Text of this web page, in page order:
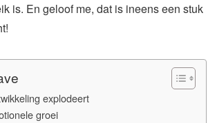
is. En geloof me, dat is ineens een stuk
explodeert
groei